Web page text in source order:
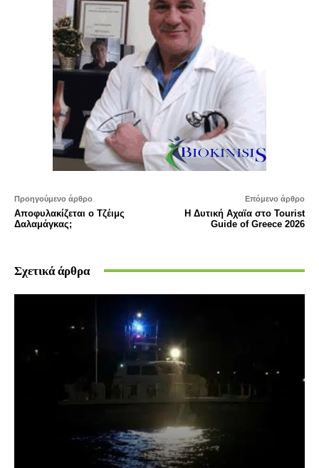
Προηγούμενο άρθρο
Αποφυλακίζεται ο Τζέιμς
Δαλαμάγκας;
Επόμενο άρθρο
Η Δυτική Αχαϊα στο Tourist
Guide of Greece 2026
Σχετικά άρθρα